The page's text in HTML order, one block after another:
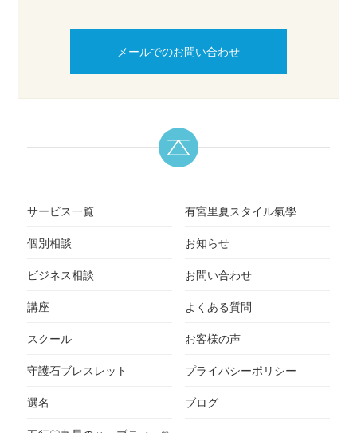
メールでのお問い合わせ
サービス一覧
個別相談
ビジネス相談
講座
スクール
守護石ブレスレット
選名
有宮里夏スタイル氣學
お知らせ
お問い合わせ
よくある質問
お客様の声
プライバシーポリシー
ブログ